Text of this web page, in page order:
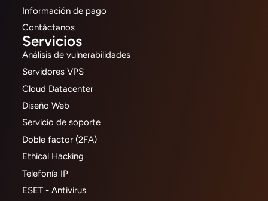
Información de pago
Contáctanos
Servicios
Análisis de vulnerabilidades
Servidores VPS
Cloud Datacenter
Diseño Web
Servicio de soporte
Doble factor (2FA)
Ethical Hacking
Telefonía IP
ESET - Antivirus